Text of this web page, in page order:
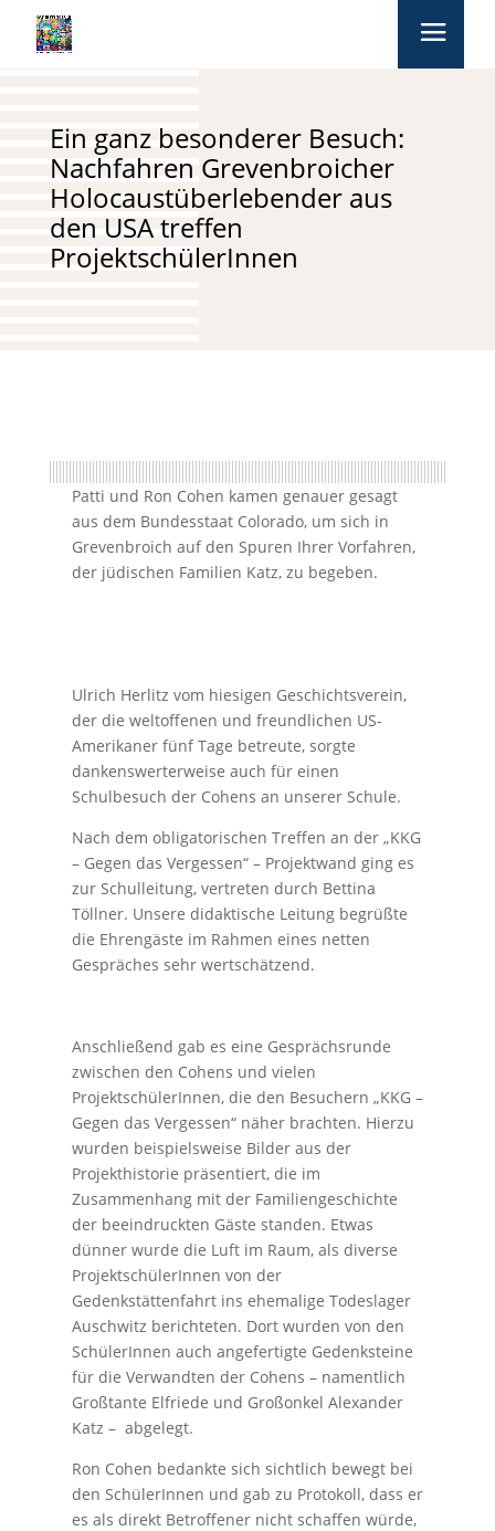
Ein ganz besonderer Besuch:
Nachfahren Grevenbroicher
Holocaustüberlebender aus
den USA treffen
ProjektschülerInnen
Patti und Ron Cohen kamen genauer gesagt
aus dem Bundesstaat Colorado, um sich in
Grevenbroich auf den Spuren Ihrer Vorfahren,
der jüdischen Familien Katz, zu begeben.
Ulrich Herlitz vom hiesigen Geschichtsverein,
der die weltoffenen und freundlichen US-
Amerikaner fünf Tage betreute, sorgte
dankenswerterweise auch für einen
Schulbesuch der Cohens an unserer Schule.
Nach dem obligatorischen Treffen an der „KKG
– Gegen das Vergessen“ – Projektwand ging es
zur Schulleitung, vertreten durch Bettina
Töllner. Unsere didaktische Leitung begrüßte
die Ehrengäste im Rahmen eines netten
Gespräches sehr wertschätzend.
Anschließend gab es eine Gesprächsrunde
zwischen den Cohens und vielen
ProjektschülerInnen, die den Besuchern „KKG –
Gegen das Vergessen“ näher brachten. Hierzu
wurden beispielsweise Bilder aus der
Projekthistorie präsentiert, die im
Zusammenhang mit der Familiengeschichte
der beeindruckten Gäste standen. Etwas
dünner wurde die Luft im Raum, als diverse
ProjektschülerInnen von der
Gedenkstättenfahrt ins ehemalige Todeslager
Auschwitz berichteten. Dort wurden von den
SchülerInnen auch angefertigte Gedenksteine
für die Verwandten der Cohens – namentlich
Großtante Elfriede und Großonkel Alexander
Katz – abgelegt.
Ron Cohen bedankte sich sichtlich bewegt bei
den SchülerInnen und gab zu Protokoll, dass er
es als direkt Betroffener nicht schaffen würde,